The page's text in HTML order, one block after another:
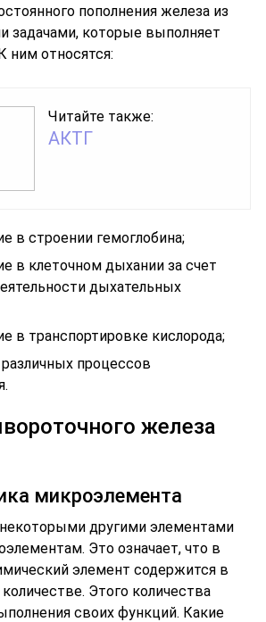
пополнения железа из
задачами, которые выполняет
ним относятся:
Читайте также:
АКТГ
в строении гемоглобина;
в клеточном дыхании за счет
дыхательных
в транспортировке кислорода;
процессов
железа
микроэлемента
другими элементами
Это означает, что в
элемент содержится в
Этого количества
своих функций. Какие